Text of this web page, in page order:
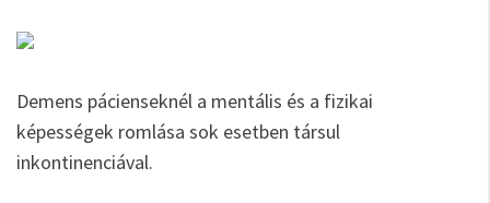
Demens pácienseknél a mentális és a fizikai
képességek romlása sok esetben társul
inkontinenciával.